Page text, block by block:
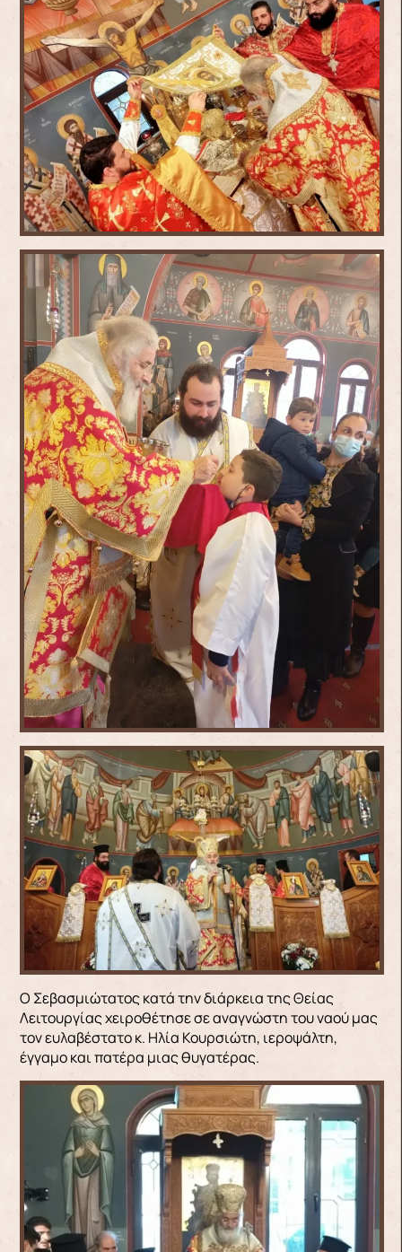
Ο Σεβασμιώτατος κατά την διάρκεια της Θείας
Λειτουργίας χειροθέτησε σε αναγνώστη του ναού μας
τον ευλαβέστατο κ. Ηλία Κουρσιώτη, ιεροψάλτη,
έγγαμο και πατέρα μιας θυγατέρας.